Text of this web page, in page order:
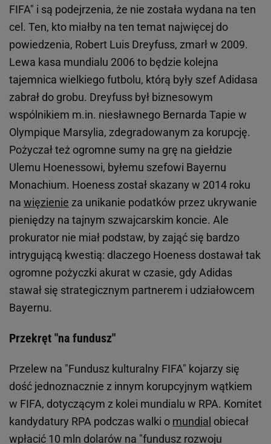
FIFA" i są podejrzenia, że nie została wydana na ten
cel. Ten, kto miałby na ten temat najwięcej do
powiedzenia, Robert Luis Dreyfuss, zmarł w 2009.
Lewa kasa mundialu 2006 to będzie kolejna
tajemnica wielkiego futbolu, którą były szef Adidasa
zabrał do grobu. Dreyfuss był biznesowym
wspólnikiem m.in. niesławnego Bernarda Tapie w
Olympique Marsylia, zdegradowanym za korupcję.
Pożyczał też ogromne sumy na grę na giełdzie
Ulemu Hoenessowi, byłemu szefowi Bayernu
Monachium. Hoeness został skazany w 2014 roku
na więzienie za unikanie podatków przez ukrywanie
pieniędzy na tajnym szwajcarskim koncie. Ale
prokurator nie miał podstaw, by zająć się bardzo
intrygującą kwestią: dlaczego Hoeness dostawał tak
ogromne pożyczki akurat w czasie, gdy Adidas
stawał się strategicznym partnerem i udziałowcem
Bayernu.
Przekręt "na fundusz"
Przelew na "Fundusz kulturalny FIFA" kojarzy się
dość jednoznacznie z innym korupcyjnym wątkiem
w FIFA, dotyczącym z kolei mundialu w RPA. Komitet
kandydatury RPA podczas walki o mundial obiecał
wpłacić 10 mln dolarów na "fundusz rozwoju